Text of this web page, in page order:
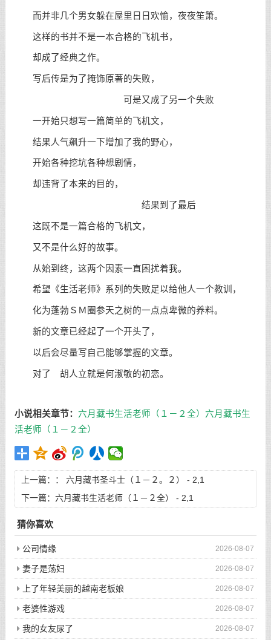
而并非几个男女躲在屋里日日欢愉，夜夜笙箫。
这样的书并不是一本合格的飞机书，
却成了经典之作。
写后传是为了掩饰原著的失败，
可是又成了另一个失败
一开始只想写一篇简单的飞机文，
结果人气飙升一下增加了我的野心，
开始各种挖坑各种想剧情，
却违背了本来的目的，
结果到了最后
这既不是一篇合格的飞机文，
又不是什么好的故事。
从始到终，这两个因素一直困扰着我。
希望《生活老师》系列的失败足以给他人一个教训，
化为蓬勃ＳＭ圈参天之树的一点点卑微的养料。
新的文章已经起了一个开头了，
以后会尽量写自己能够掌握的文章。
对了 胡人立就是何淑敏的初恋。
小说相关章节： 六月藏书生活老师（１－２全） 六月藏书生
活老师（１－２全）
上一篇：： 六月藏书圣斗士（１－２。２） - 2,1
下一篇： 六月藏书生活老师（１－２全） - 2,1
猜你喜欢
2026-08-07
公司情缘
2026-08-07
妻子是荡妇
2026-08-07
上了年轻美丽的越南老板娘
2026-08-07
老婆性游戏
2026-08-07
我的女友尿了